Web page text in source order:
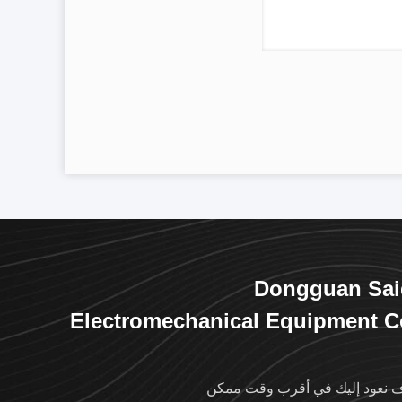
Dongguan
Electromechanical Equipment
نعود إليك في أقرب وقت ممكن